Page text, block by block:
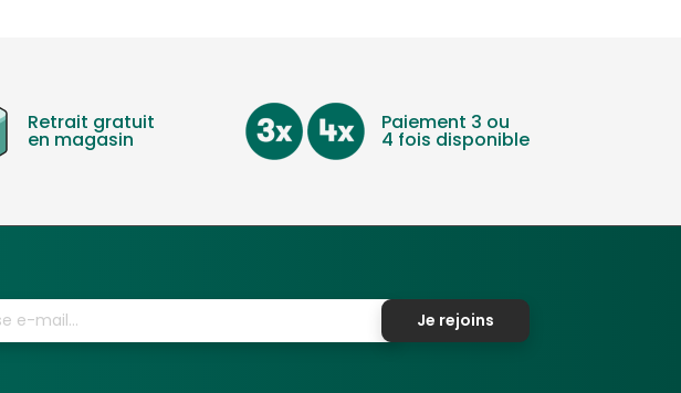
Retrait gratuit
en magasin
Paiement 3 ou
4 fois disponible
Je rejoins